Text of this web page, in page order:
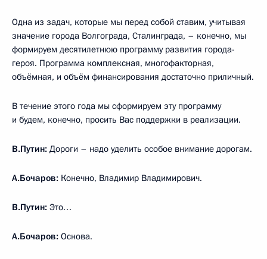
Одна из задач, которые мы перед собой ставим, учитывая
значение города Волгограда, Сталинграда, – конечно, мы
формируем десятилетнюю программу развития города-
героя. Программа комплексная, многофакторная,
объёмная, и объём финансирования достаточно приличный.
В течение этого года мы сформируем эту программу
и будем, конечно, просить Вас поддержки в реализации.
В.Путин: Дороги – надо уделить особое внимание дорогам.
А.Бочаров: Конечно, Владимир Владимирович.
В.Путин: Это…
А.Бочаров: Основа.